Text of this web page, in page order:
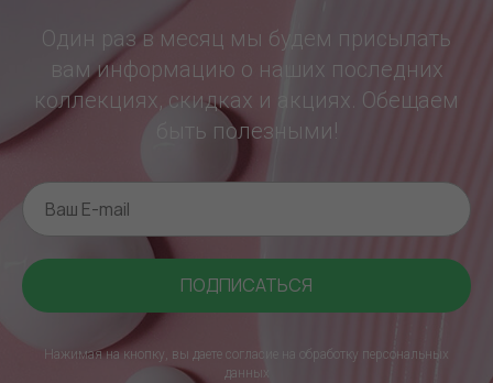
Один раз в месяц мы будем присылать
вам информацию о наших последних
коллекциях, скидках и акциях. Обещаем
быть полезными!
ПОДПИСАТЬСЯ
Нажимая на кнопку, вы даете согласие на обработку персональных
данных